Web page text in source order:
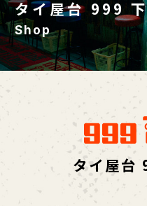
タイ屋台 999
Shop
タイ屋台